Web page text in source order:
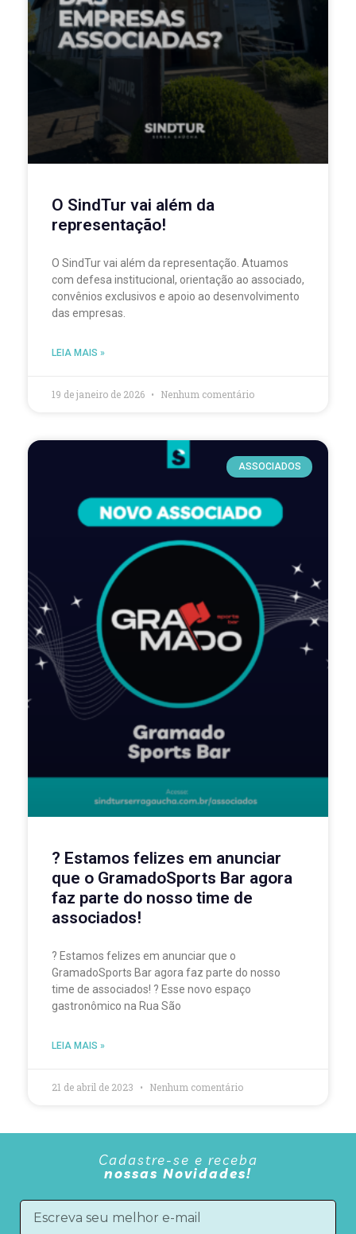
O SindTur vai além da
representação!
O SindTur vai além da representação. Atuamos
com defesa institucional, orientação ao associado,
convênios exclusivos e apoio ao desenvolvimento
das empresas.
LEIA MAIS »
19 de janeiro de 2026 Nenhum comentário
ASSOCIADOS
? Estamos felizes em anunciar
que o GramadoSports Bar agora
faz parte do nosso time de
associados!
? Estamos felizes em anunciar que o
GramadoSports Bar agora faz parte do nosso
time de associados! ? Esse novo espaço
gastronômico na Rua São
LEIA MAIS »
21 de abril de 2023 Nenhum comentário
Cadastre-se e receba
nossas Novidades!